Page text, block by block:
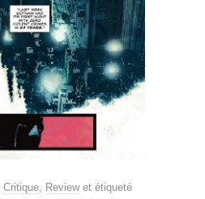
Critique, Reviewet étiqueté